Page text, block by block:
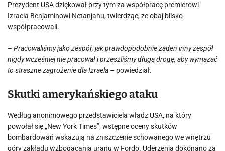
Prezydent USA dziękował przy tym za współpracę premierowi
Izraela Benjaminowi Netanjahu, twierdząc, że obaj blisko
współpracowali.
– Pracowaliśmy jako zespół, jak prawdopodobnie żaden inny zespół
nigdy wcześniej nie pracował i przeszliśmy długą drogę, aby wymazać
to straszne zagrożenie dla Izraela – powiedział.
Skutki amerykańskiego ataku
Według anonimowego przedstawiciela władz USA, na który
powołał się „New York Times”, wstępne oceny skutków
bombardowań wskazują na zniszczenie schowanego we wnętrzu
góry zakładu wzbogacania uranu w Fordo. Uderzenia dokonano za